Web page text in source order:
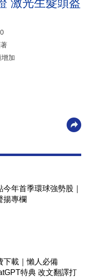
激光生髮頭盔
加
今年首季環球強勢股｜
揚專欄
下載｜懶人必備
特典 改文翻譯打